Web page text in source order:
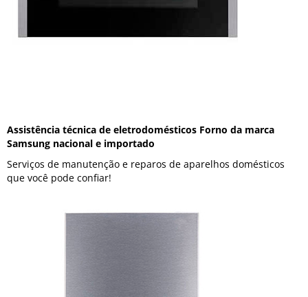
Assistência técnica de eletrodomésticos Forno da marca
Samsung nacional e importado
Serviços de manutenção e reparos de aparelhos domésticos
que você pode confiar!